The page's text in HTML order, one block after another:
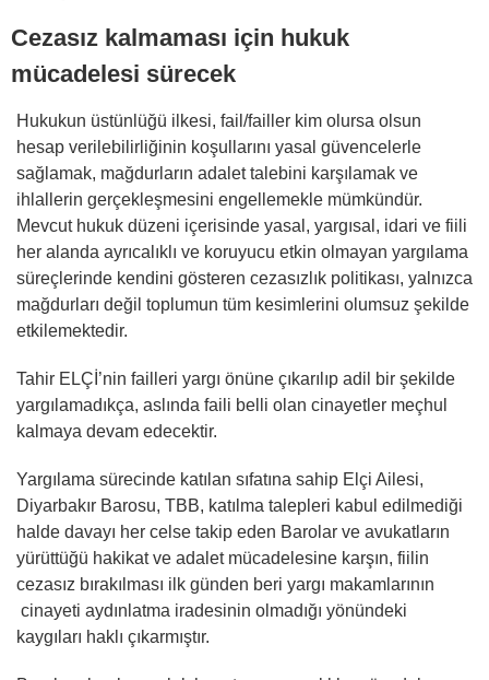
Cezasız kalmaması için hukuk
mücadelesi sürecek
Hukukun üstünlüğü ilkesi, fail/failler kim olursa olsun
hesap verilebilirliğinin koşullarını yasal güvencelerle
sağlamak, mağdurların adalet talebini karşılamak ve
ihlallerin gerçekleşmesini engellemekle mümkündür.
Mevcut hukuk düzeni içerisinde yasal, yargısal, idari ve fiili
her alanda ayrıcalıklı ve koruyucu etkin olmayan yargılama
süreçlerinde kendini gösteren cezasızlık politikası, yalnızca
mağdurları değil toplumun tüm kesimlerini olumsuz şekilde
etkilemektedir.
Tahir ELÇİ’nin failleri yargı önüne çıkarılıp adil bir şekilde
yargılamadıkça, aslında faili belli olan cinayetler meçhul
kalmaya devam edecektir.
Yargılama sürecinde katılan sıfatına sahip Elçi Ailesi,
Diyarbakır Barosu, TBB, katılma talepleri kabul edilmediği
halde davayı her celse takip eden Barolar ve avukatların
yürüttüğü hakikat ve adalet mücadelesine karşın, fiilin
cezasız bırakılması ilk günden beri yargı makamlarının
cinayeti aydınlatma iradesinin olmadığı yönündeki
kaygıları haklı çıkarmıştır.